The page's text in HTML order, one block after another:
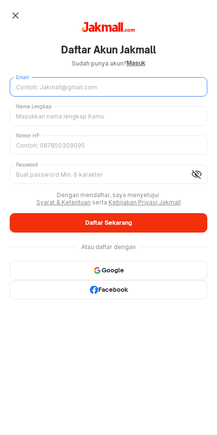
close
Daftar Akun Jakmall
Sudah punya akun?Masuk
Email
Nama Lengkap
Nomor HP
visibility_off
Password
Dengan mendaftar, saya menyetujui
Syarat & Ketentuan serta Kebijakan Privasi Jakmall
Daftar Sekarang
Atau daftar dengan
Google
Facebook